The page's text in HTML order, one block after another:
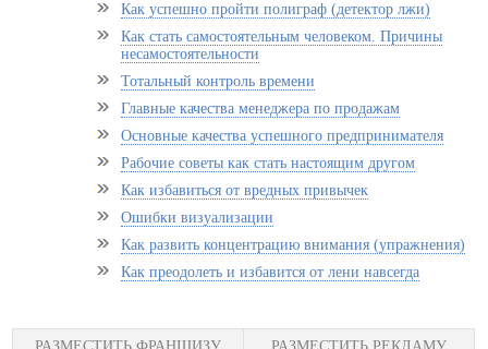
Как успешно пройти полиграф (детектор лжи)
Как стать самостоятельным человеком. Причины
несамостоятельности
Тотальный контроль времени
Главные качества менеджера по продажам
Основные качества успешного предпринимателя
Рабочие советы как стать настоящим другом
Как избавиться от вредных привычек
Ошибки визуализации
Как развить концентрацию внимания (упражнения)
Как преодолеть и избавится от лени навсегда